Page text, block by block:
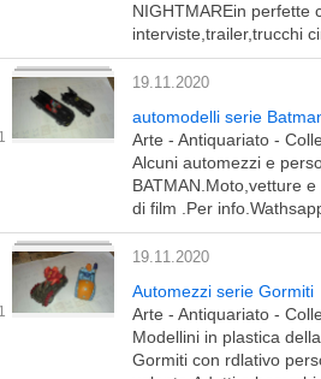
NIGHTMAREin perfette
interviste,trailer,trucchi
19.11.2020
automodelli serie
Arte - Antiquariato -
Alcuni automezzi e
BATMAN.Moto,vetture
di film .Per
19.11.2020
Automezzi serie Gormiti
Arte - Antiquariato -
Modellini in plastica
Gormiti con rdlativo